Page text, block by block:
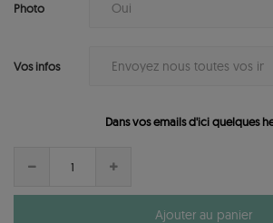
Photo
Vos infos
Dans vos emails d'ici quelques
Ajouter au panier